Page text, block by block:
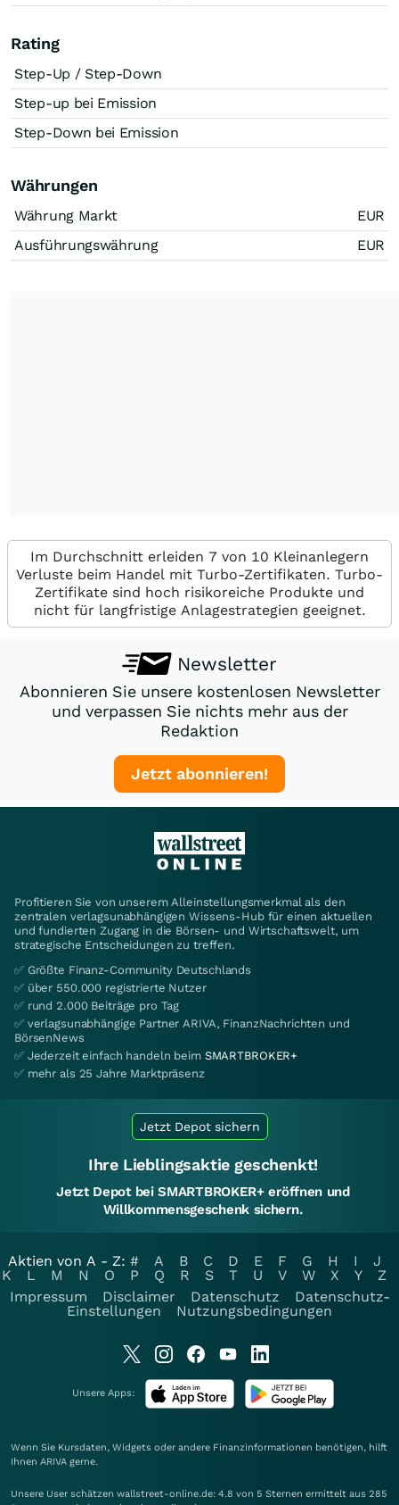
Rating
Step-Up / Step-Down
Step-up bei Emission
Step-Down bei Emission
Währungen
Währung Markt
EUR
Ausführungswährung
EUR
Im Durchschnitt erleiden 7 von 10 Kleinanlegern
Verluste beim Handel mit Turbo-Zertifikaten. Turbo-
Zertifikate sind hoch risikoreiche Produkte und
nicht für langfristige Anlagestrategien geeignet.
Newsletter
Abonnieren Sie unsere kostenlosen Newsletter
und verpassen Sie nichts mehr aus der
Redaktion
Jetzt abonnieren!
Profitieren Sie von unserem Alleinstellungsmerkmal als den
zentralen verlagsunabhängigen Wissens-Hub für einen aktuellen
und fundierten Zugang in die Börsen- und Wirtschaftswelt, um
strategische Entscheidungen zu treffen.
✅ Größte Finanz-Community Deutschlands
✅ über 550.000 registrierte Nutzer
✅ rund 2.000 Beiträge pro Tag
✅ verlagsunabhängige Partner ARIVA, FinanzNachrichten und
BörsenNews
✅ Jederzeit einfach handeln beim SMARTBROKER+
✅ mehr als 25 Jahre Marktpräsenz
Jetzt Depot sichern
Ihre Lieblingsaktie geschenkt!
Jetzt Depot bei SMARTBROKER+ eröffnen und
Willkommensgeschenk sichern.
Aktien von A - Z: # A B C D E F G H I
J
K
L M N O P Q R S T U V W X Y
Z
Impressum
Disclaimer Datenschutz
Datenschutz-
Einstellungen
Nutzungsbedingungen
Unsere Apps:
Wenn Sie Kursdaten, Widgets oder andere Finanzinformationen benötigen, hilft
Ihnen ARIVA gerne.
Unsere User schätzen wallstreet-online.de: 4.8 von 5 Sternen ermittelt aus 285